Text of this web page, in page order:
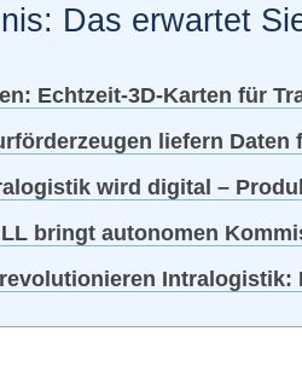
Das erwartet
Echtzeit-3D-Karten für
liefern
wird digital –
bringt autonomen